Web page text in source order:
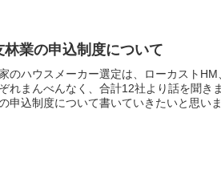
林業の申込制度について
のハウスメーカー選定は、ローカスト
れまんべんなく、合計12社より話を聞き
申込制度について書いていきたいと思いま